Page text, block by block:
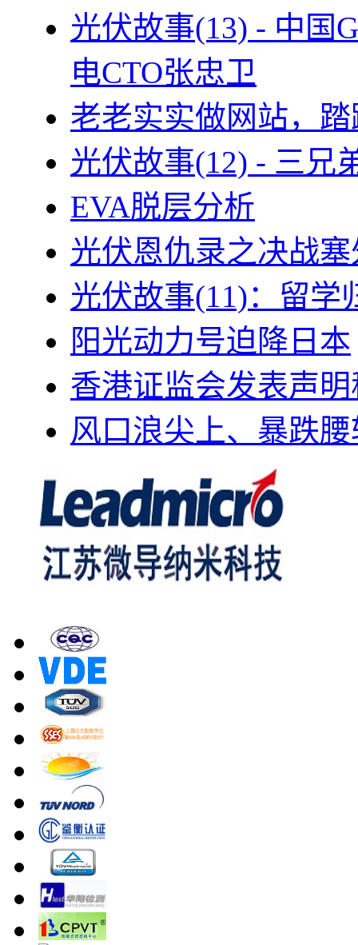
光伏故事(13) - 中国
电CTO张忠卫
老老实实做网站，
光伏故事(12) - 三兄
EVA脱层分析
光伏恩仇录之决战
光伏故事(11)：留学
阳光动力号迫降日本
香港证监会发表声
风口浪尖上、暴跌